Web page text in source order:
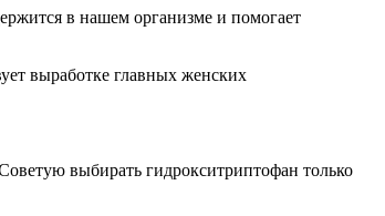
в нашем организме и помогает
выработке главных женских
выбирать гидрокситриптофан только